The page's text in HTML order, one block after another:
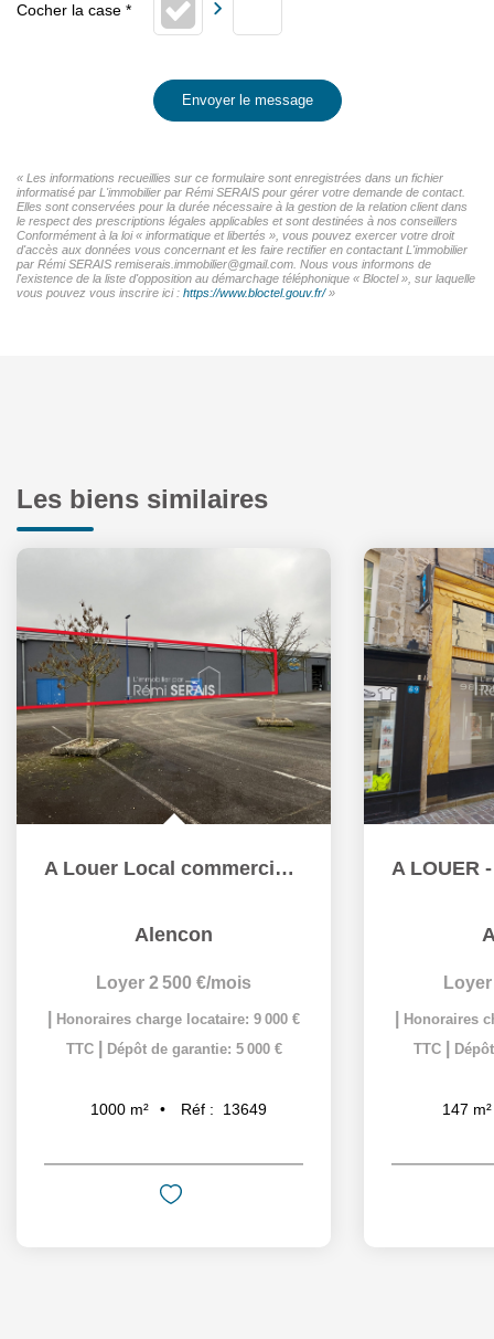
Envoyer le message
« Les informations recueillies sur ce formulaire sont enregistrées dans un fichier
informatisé par L'immobilier par Rémi SERAIS pour gérer votre demande de contact.
Elles sont conservées pour la durée nécessaire à la gestion de la relation client dans
le respect des prescriptions légales applicables et sont destinées à nos conseillers
Conformément à la loi « informatique et libertés », vous pouvez exercer votre droit
d'accès aux données vous concernant et les faire rectifier en contactant L'immobilier
par Rémi SERAIS remiserais.immobilier@gmail.com. Nous vous informons de
l'existence de la liste d'opposition au démarchage téléphonique « Bloctel », sur laquelle
vous pouvez vous inscrire ici : https://www.bloctel.gouv.fr/»
Les biens similaires
A Louer Local commercial de 1000 m2 - Pré en Pail
Alencon
Loyer 2 500 €/mois
Honoraires charge locataire: 9 000 €
TTC
Dépôt de garantie: 5 000 €
1000 m² Réf : 13649
Honoraires
TTC
147 m²